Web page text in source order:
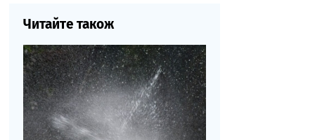
Читайте також